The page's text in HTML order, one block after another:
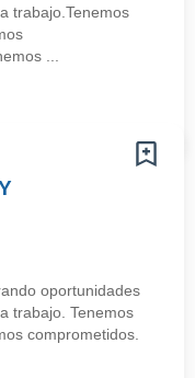
trabajo.Tenemos
...
oportunidades
trabajo. Tenemos
comprometidos.